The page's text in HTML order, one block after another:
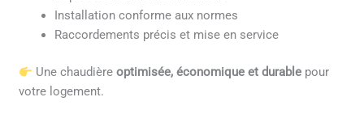
Installation conforme aux normes
Raccordements précis et mise en service
Une chaudière optimisée, économique et durablepour
votre logement.